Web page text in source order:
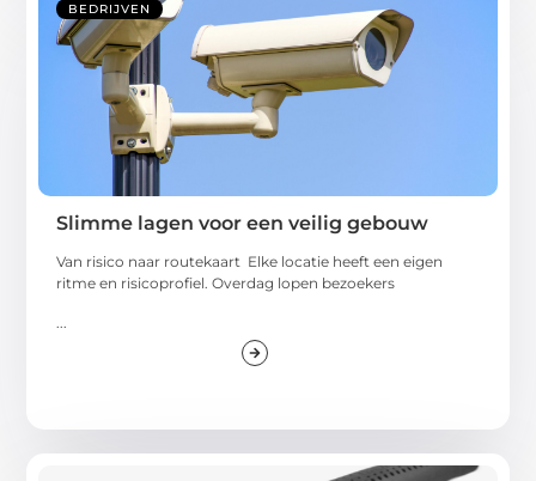
BEDRIJVEN
Slimme lagen voor een veilig gebouw
Van risico naar routekaart Elke locatie heeft een eigen
ritme en risicoprofiel. Overdag lopen bezoekers